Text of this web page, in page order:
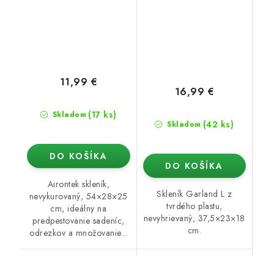
Skladom (17 ks)
11,99 €
DO KOŠÍKA
Airontek skleník,
nevykurovaný, 54×28×25
cm, ideálny na
predpestovanie sadeníc,
odrezkov a množovanie...
Skladom (42 ks)
16,99 €
DO KOŠÍKA
Skleník Garland L z
tvrdého plastu,
nevyhrievaný, 37,5×23×18
cm.